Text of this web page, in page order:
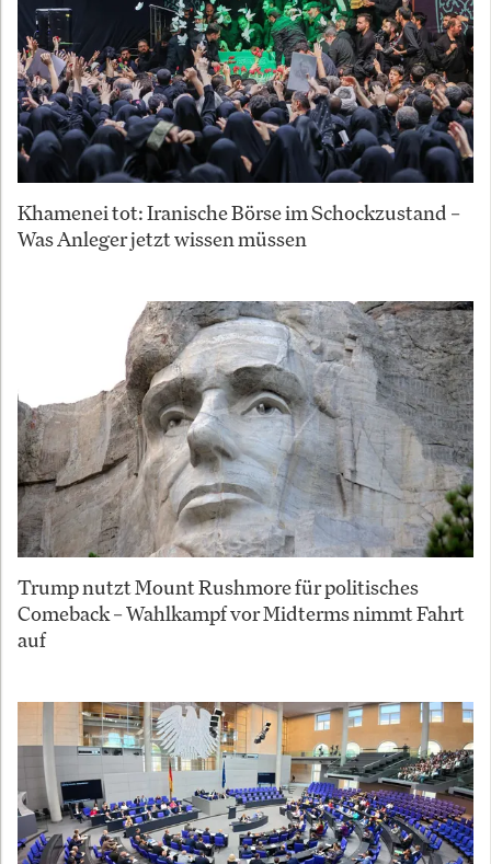
Khamenei tot: Iranische Börse im Schockzustand –
Was Anleger jetzt wissen müssen
Trump nutzt Mount Rushmore für politisches
Comeback – Wahlkampf vor Midterms nimmt Fahrt
auf